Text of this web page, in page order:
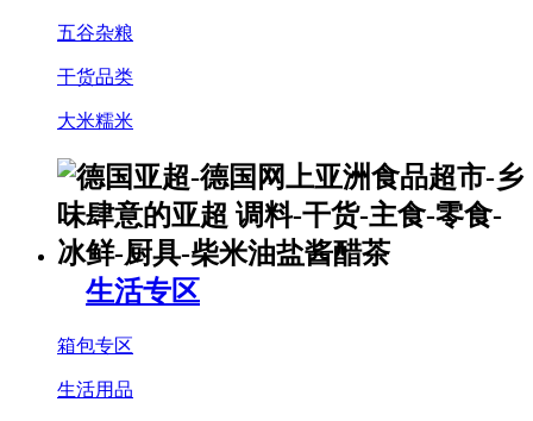
五谷杂粮
干货品类
大米糯米
生活专区
箱包专区
生活用品